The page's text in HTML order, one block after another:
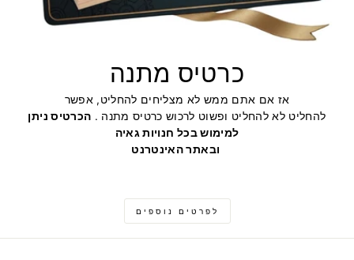
כרטיס מתנה
אז אם אתם ממש לא מצליחים להחליט, אפשר
להחליט לא להחליט ופשוט לרכוש כרטיס מתנה . הכרטיס ניתן
למימוש בכל חנויות גאיה
לפרטים נוספים